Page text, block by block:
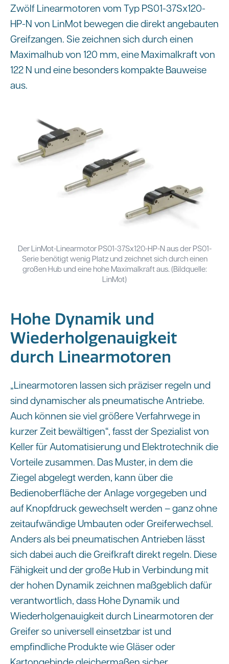
Zwölf Linearmotoren vom Typ PS01-37Sx120-
HP-N von LinMot bewegen die direkt angebauten
Greifzangen. Sie zeichnen sich durch einen
Maximalhub von 120 mm, eine Maximalkraft von
122 N und eine besonders kompakte Bauweise
aus.
Der LinMot-Linearmotor PS01-37Sx120-HP-N aus der PS01-
Serie benötigt wenig Platz und zeichnet sich durch einen
großen Hub und eine hohe Maximalkraft aus. (Bildquelle:
LinMot)
Hohe Dynamik und
Wiederholgenauigkeit
durch Linearmotoren
„Linearmotoren lassen sich präziser regeln und
sind dynamischer als pneumatische Antriebe.
Auch können sie viel größere Verfahrwege in
kurzer Zeit bewältigen“, fasst der Spezialist von
Keller für Automatisierung und Elektrotechnik die
Vorteile zusammen. Das Muster, in dem die
Ziegel abgelegt werden, kann über die
Bedienoberfläche der Anlage vorgegeben und
auf Knopfdruck gewechselt werden – ganz ohne
zeitaufwändige Umbauten oder Greiferwechsel.
Anders als bei pneumatischen Antrieben lässt
sich dabei auch die Greifkraft direkt regeln. Diese
Fähigkeit und der große Hub in Verbindung mit
der hohen Dynamik zeichnen maßgeblich dafür
verantwortlich, dass Hohe Dynamik und
Wiederholgenauigkeit durch Linearmotoren der
Greifer so universell einsetzbar ist und
empfindliche Produkte wie Gläser oder
Kartongebinde gleichermaßen sicher